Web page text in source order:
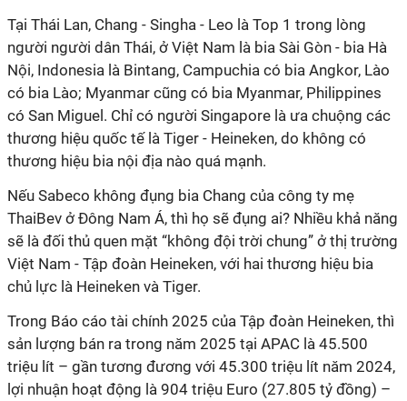
Tại Thái Lan, Chang - Singha - Leo là Top 1 trong lòng
người người dân Thái, ở Việt Nam là bia Sài Gòn - bia Hà
Nội, Indonesia là Bintang, Campuchia có bia Angkor, Lào
có bia Lào; Myanmar cũng có bia Myanmar, Philippines
có San Miguel. Chỉ có người Singapore là ưa chuộng các
thương hiệu quốc tế là Tiger - Heineken, do không có
thương hiệu bia nội địa nào quá mạnh.
Nếu Sabeco không đụng bia Chang của công ty mẹ
ThaiBev ở Đông Nam Á, thì họ sẽ đụng ai? Nhiều khả năng
sẽ là đối thủ quen mặt “không đội trời chung” ở thị trường
Việt Nam - Tập đoàn Heineken, với hai thương hiệu bia
chủ lực là Heineken và Tiger.
Trong Báo cáo tài chính 2025 của Tập đoàn Heineken, thì
sản lượng bán ra trong năm 2025 tại APAC là 45.500
triệu lít – gần tương đương với 45.300 triệu lít năm 2024,
lợi nhuận hoạt động là 904 triệu Euro (27.805 tỷ đồng) –